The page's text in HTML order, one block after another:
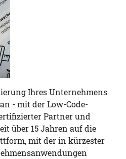
Ihres Unternehmens
- mit der Low-Code-
Partner und
über 15 Jahren auf die
mit der in kürzester